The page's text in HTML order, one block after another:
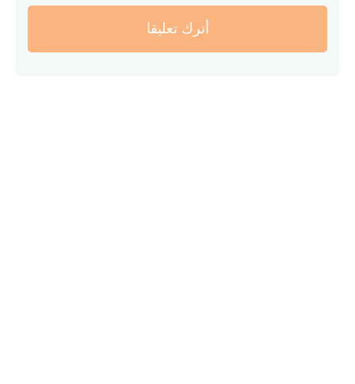
أترك تعليقا